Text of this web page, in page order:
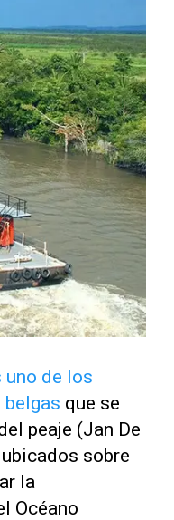
uno de los
que se
peaje (Jan De
sobre
la
Océano